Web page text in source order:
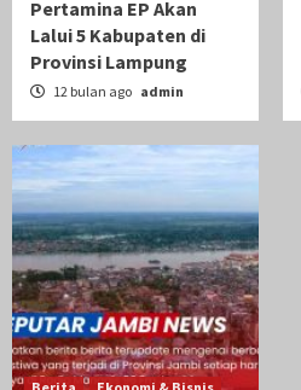
Pertamina EP Akan
Lalui 5 Kabupaten di
Provinsi Lampung
12 bulan ago admin